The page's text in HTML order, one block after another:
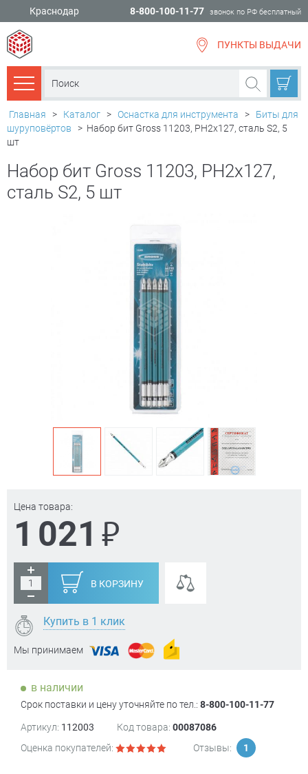
Краснодар 8-800-100-11-77 звонок по РФ бесплатный
ПУНКТЫ ВЫДАЧИ
Каталог товаров
Главная > Каталог > Оснастка для инструмента >
Биты для
шуруповёртов
> Набор бит Gross 11203, PH2х127, сталь S2, 5
шт
Набор бит Gross 11203, PH2х127,
сталь S2, 5 шт
Цена товара:
1 021 ₽
В КОРЗИНУ
Купить в 1 клик
Мы принимаем
в наличии
Срок поставки и цену уточняйте по тел.: 8-800-100-11-77
Артикул: 112003 Код товара: 00087086
Оценка покупателей:
Отзывы: 1